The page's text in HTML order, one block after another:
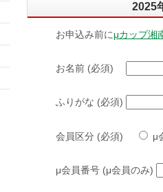
2025
お申込み前にμカップ湘
お名前 (必須)
ふりがな (必須)
会員区分 (必須) μ
μ会員番号 (μ会員のみ)